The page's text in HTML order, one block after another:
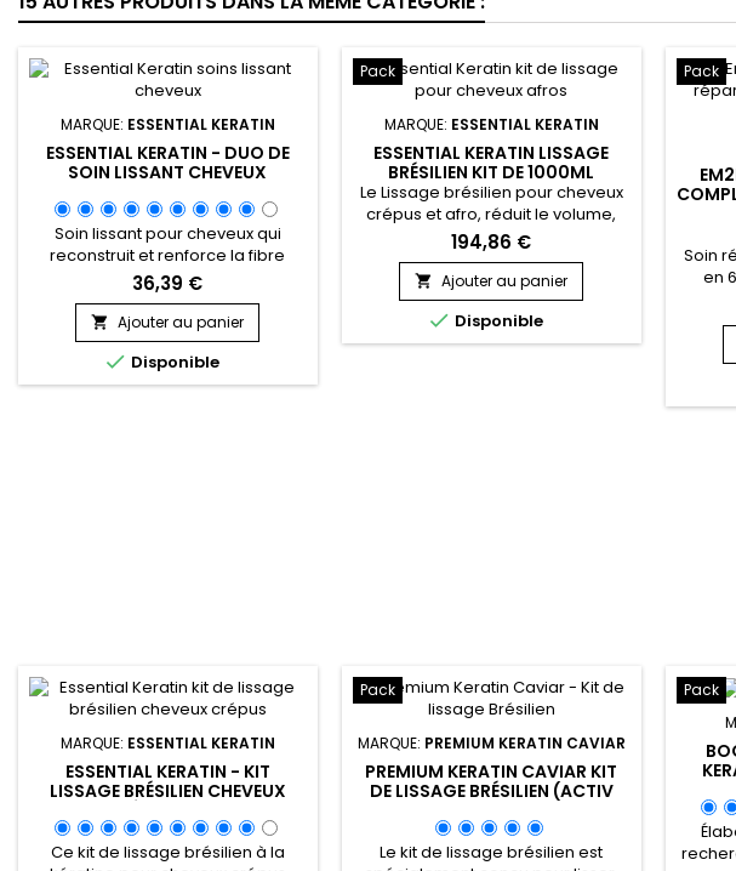
MARQUE: ESSENTIAL KERATIN
ESSENTIAL KERATIN - DUO DE
SOIN LISSANT CHEVEUX
Soin lissant pour cheveux qui
reconstruit et renforce la fibre
capillaire abîmée. Lisse les
cuticules du cheveu, lutte contre la
casse des cheveux et les pointes
fourchues.&nbsp; Essential Keratin
soin lissant répare et hydrate la
structure capillaire, préserve la
36,39 €
 Ajouter au panier
 Disponible
Pack
MARQUE: ESSENTIAL KERATIN
ESSENTIAL KERATIN LISSAGE
BRÉSILIEN KIT DE 1000ML
Le Lissage brésilien pour cheveux
crépus et afro, réduit le volume,
élimine les frisottis et fournit des
cheveux lisses et contrôlés jusqu'à
5 mois. Essential Keratin Lissage
Brésilien cheveux crépus est un
soin hautement réparateur pour
les cheveux secs, dévitalisés,
194,86 €
 Ajouter au panier
 Disponible
Pack
Soin
en
MARQUE: ESSENTIAL KERATIN
ESSENTIAL KERATIN - KIT
LISSAGE BRÉSILIEN CHEVEUX
Ce kit de lissage brésilien à la
Pack
MARQUE: PREMIUM KERATIN CAVIAR
PREMIUM KERATIN CAVIAR KIT
DE LISSAGE BRÉSILIEN (ACTIV
SYSTEM) - 500ML
Le kit de lissage brésilien est
Pack